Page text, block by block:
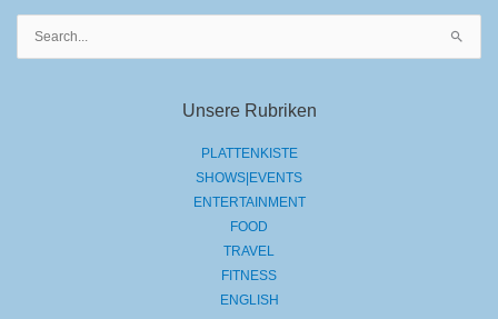
Unsere Rubriken
PLATTENKISTE
SHOWS|EVENTS
ENTERTAINMENT
FOOD
TRAVEL
FITNESS
ENGLISH